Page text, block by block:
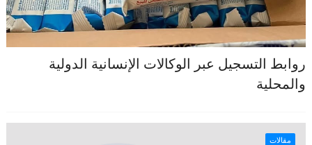
روابط التسجيل عبر الوكالات الإنسانية الدولية
والمحلية
مقالات